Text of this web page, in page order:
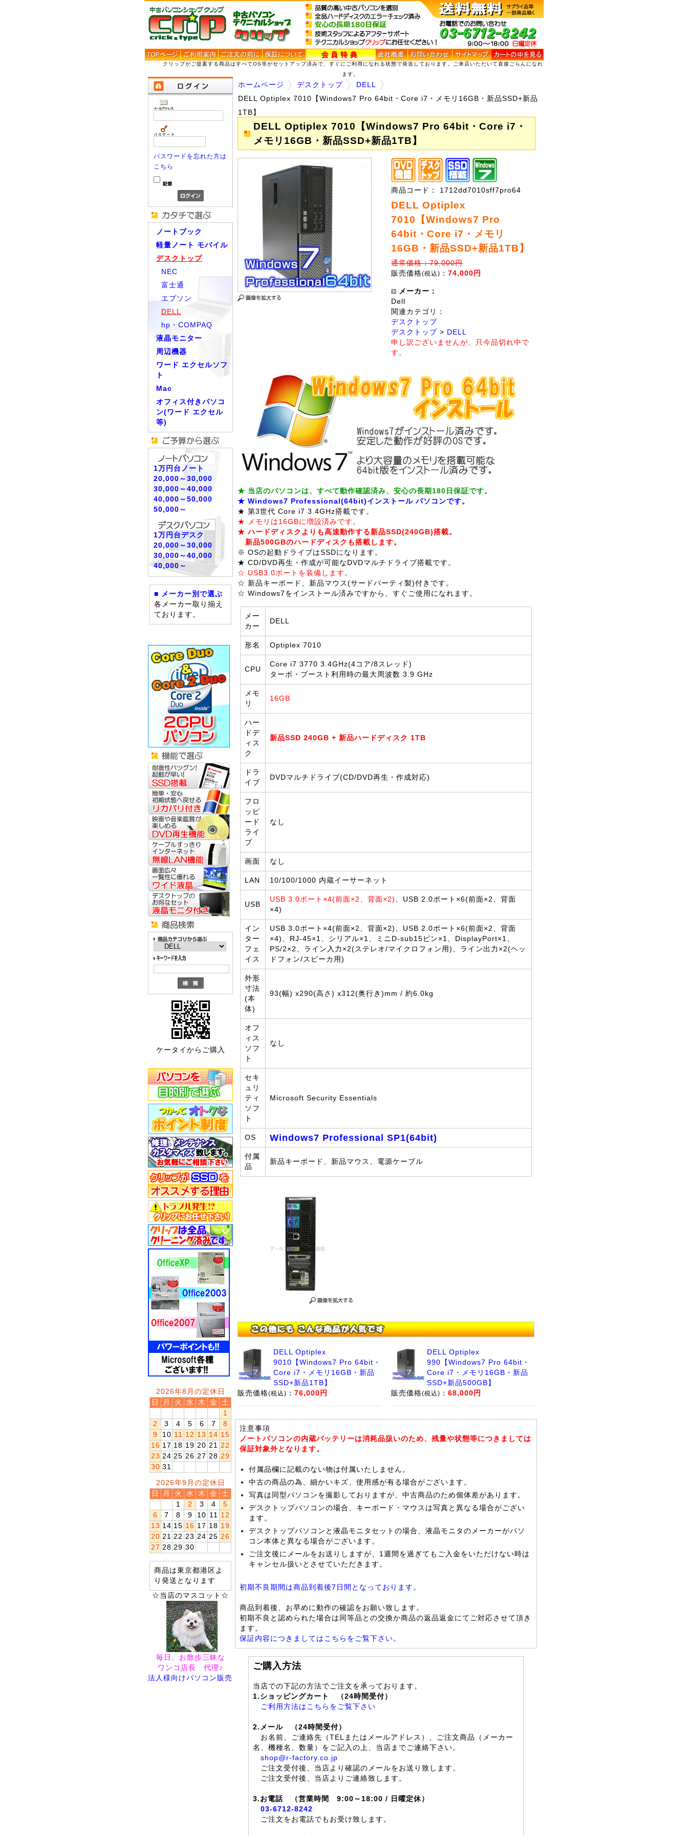
クリップがご提案する商品はすべてOS等がセットアップ済みで、すぐにご利用になれる状態で発送しております。ご来店いただいて直接ごらんになれ
ます。
パスワードを忘れた方は
こちら
ノートブック
軽量ノート モバイル
デスクトップ
NEC
富士通
エプソン
DELL
hp・COMPAQ
液晶モニター
周辺機器
ワード エクセルソフ
ト
Mac
オフィス付きパソコ
ン(ワード エクセル
等)
1万円台ノート
20,000～30,000
30,000～40,000
40,000～50,000
50,000～
1万円台デスク
20,000～30,000
30,000～40,000
40,000～
■ メーカー別で選ぶ
各メーカー取り揃え
ております。
ケータイからご購入
2026年8月の定休日
日
月 火 水 木 金
土
1
2
3 4 5 6 7
8
9
10 11 12 13 14 15
16 17 18 19 20 21 22
23 24 25 26 27 28 29
30 31
2026年9月の定休日
日
月 火 水 木 金
土
1
2 3 4
5
6
7 8 9 10 11 12
13 14 15 16 17 18 19
20 21 22 23 24 25 26
27 28 29 30
商品は東京都港区よ
り発送となります
☆当店のマスコット☆
毎日、お散歩三昧な
ワンコ店長 代理♪
法人様向けパソコン販売
ホームページ デスクトップ
DELL
DELL Optiplex 7010【Windows7 Pro 64bit・Core i7・メモリ16GB・新品SSD+新品
1TB】
DELL Optiplex 7010【Windows7 Pro 64bit・Core i7・
メモリ16GB・新品SSD+新品1TB】
商品コード： 1712dd7010sff7pro64
DELL Optiplex
7010【Windows7 Pro
64bit・Core i7・メモリ
16GB・新品SSD+新品1TB】
通常価格：79,000円
販売価格(税込) ： 74,000円
メーカー：
Dell
関連カテゴリ：
デスクトップ
デスクトップ > DELL
申し訳ございませんが、只今品切れ中で
す。
★ 当店のパソコンは、すべて動作確認済み、安心の長期180日保証です。
★ Windows7 Professional(64bit)インストール パソコンです。
★ 第3世代 Core i7 3.4GHz搭載です。
★ メモリは16GBに増設済みです。
★ ハードディスクよりも高速動作する新品SSD(240GB)搭載。
新品500GBのハードディスクも搭載します。
※ OSの起動ドライブはSSDになります。
★ CD/DVD再生・作成が可能なDVDマルチドライブ搭載です。
☆ USB3.0ポートを装備します。
☆ 新品キーボード、新品マウス(サードパーティ製)付きです。
☆ Windows7をインストール済みですから、すぐご使用になれます。
メー
カー
DELL
形名 Optiplex 7010
CPU
Core i7 3770 3.4GHz(4コア/8スレッド)
ターボ・ブースト利用時の最大周波数 3.9 GHz
メモ
リ
16GB
ハー
ドデ
ィス
ク
新品SSD 240GB + 新品ハードディスク 1TB
ドラ
イブ
DVDマルチドライブ(CD/DVD再生・作成対応)
フロ
ッピ
ード
ライ
ブ
なし
画面 なし
LAN 10/100/1000 内蔵イーサーネット
USB
USB 3.0ポート×4(前面×2、背面×2) 、USB 2.0ポート×6(前面×2、背面
×4)
イン
ター
フェ
イス
USB 3.0ポート×4(前面×2、背面×2)、USB 2.0ポート×6(前面×2、背面
×4)、RJ-45×1、シリアル×1、ミニD-sub15ピン×1、DisplayPort×1、
PS/2×2、ライン入力×2(ステレオ/マイクロフォン用)、ライン出力×2(ヘッ
ドフォン/スピーカ用)
外形
寸法
(本
体)
93(幅) x290(高さ) x312(奥行き)mm / 約6.0kg
オフ
ィス
ソフ
ト
なし
セキ
ュリ
ティ
ソフ
ト
Microsoft Security Essentials
OS Windows7 Professional SP1(64bit)
付属
品
新品キーボード、新品マウス、電源ケーブル
DELL Optiplex
9010【Windows7 Pro 64bit・
Core i7・メモリ16GB・新品
SSD+新品1TB】
販売価格(税込) ： 76,000円
DELL Optiplex
990【Windows7 Pro 64bit・
Core i7・メモリ16GB・新品
SSD+新品500GB】
販売価格(税込) ： 68,000円
注意事項
ノートパソコンの内蔵バッテリーは消耗品扱いのため、残量や状態等につきましては
保証対象外となります。
付属品欄に記載のない物は付属いたしません。
中古の商品の為、細かいキズ、使用感が有る場合がございます。
写真は同型パソコンを撮影しておりますが、中古商品のため個体差があります。
デスクトップパソコンの場合、キーボード・マウスは写真と異なる場合がござい
ます。
デスクトップパソコンと液晶モニタセットの場合、液晶モニタのメーカーがパソ
コン本体と異なる場合がございます。
ご注文後にメールをお送りしますが、1週間を過ぎてもご入金をいただけない時は
キャンセル扱いとさせていただきます。
初期不良期間は商品到着後7日間となっております。
商品到着後、お早めに動作の確認をお願い致します。
初期不良と認められた場合は同等品との交換か商品の返品返金にてご対応させて頂き
ます。
保証内容につきましてはこちらをご覧下さい。
ご購入方法
当店での下記の方法でご注文を承っております。
1.ショッピングカート （24時間受付）
ご利用方法はこちらをご覧下さい
2.メール （24時間受付）
お名前、ご連絡先（TELまたはメールアドレス）、ご注文商品（メーカー
名、機種名、数量）をご記入の上、当店までご連絡下さい。
shop@r-factory.co.jp
ご注文受付後、当店より確認のメールをお送り致します。
ご注文受付後、当店よりご連絡致します。
3.お電話 （営業時間 9:00～18:00 / 日曜定休）
03-6712-8242
ご注文をお電話でもお受け致します。